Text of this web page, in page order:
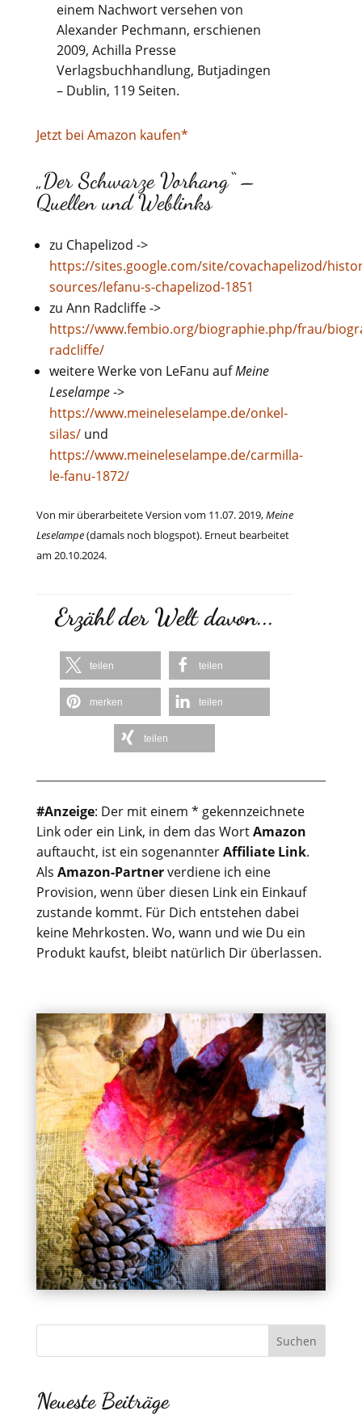
einem Nachwort versehen von
Alexander Pechmann, erschienen
2009, Achilla Presse
Verlagsbuchhandlung, Butjadingen
– Dublin, 119 Seiten.
Jetzt bei Amazon kaufen*
„Der Schwarze Vorhang“ –
Quellen und Weblinks
zu Chapelizod ->
https://sites.google.com/site/covachapelizod/
sources/lefanu-s-chapelizod-1851
zu Ann Radcliffe ->
https://www.fembio.org/biographie.php/frau/
radcliffe/
weitere Werke von LeFanu aufMeine
Leselampe->
https://www.meineleselampe.de/onkel-
silas/und
https://www.meineleselampe.de/carmilla-
le-fanu-1872/
Von mir überarbeitete Version vom 11.07. 2019,Meine
Leselampe(damals noch blogspot). Erneut bearbeitet
am 20.10.2024.
Erzähl der Welt davon...
teilen teilen
merken teilen
teilen
#Anzeige: Der mit einem * gekennzeichnete
Link oder ein Link, in dem das WortAmazon
auftaucht, ist ein sogenannterAffiliate Link.
Als Amazon-Partnerverdiene ich eine
Provision, wenn über diesen Link ein Einkauf
zustande kommt. Für Dich entstehen dabei
keine Mehrkosten. Wo, wann und wie Du ein
Produkt kaufst, bleibt natürlich Dir überlassen.
Neueste Beiträge